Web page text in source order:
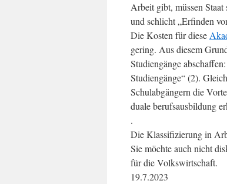
Arbeit gibt, müssen
und schlicht „Erfinden
Die Kosten für diese
gering. Aus diesem
Studiengänge
Studiengänge“ (2).
Schulabgängern die
duale berufsausbildung
.
Die Klassifizierung in
Sie möchte auch nicht
für die Volkswirtschaft.
19.7.2023